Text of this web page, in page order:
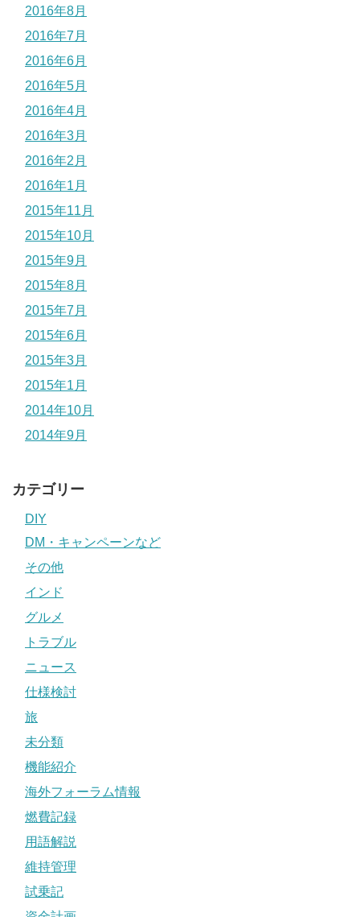
2016年8月
2016年7月
2016年6月
2016年5月
2016年4月
2016年3月
2016年2月
2016年1月
2015年11月
2015年10月
2015年9月
2015年8月
2015年7月
2015年6月
2015年3月
2015年1月
2014年10月
2014年9月
カテゴリー
DIY
DM・キャンペーンなど
その他
インド
グルメ
トラブル
ニュース
仕様検討
旅
未分類
機能紹介
海外フォーラム情報
燃費記録
用語解説
維持管理
試乗記